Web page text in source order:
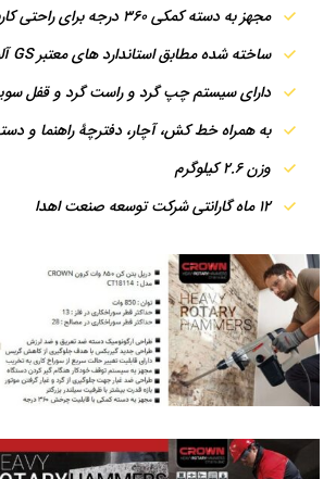
مجهز به دسته کمکی 360 درجه برای راحتی کاربر
ساخته شده مطابق استاندارد های معتبر GS آلمان و CE اروپا
دارای سیستم چپ گرد و راست گرد و قفل
به همراه خط کش، آچار، دفترچۀ راهنما و
وزن 2.6 کیلوگرم
12 ماه گارانتی شرکت توسعه صنعت اهدا